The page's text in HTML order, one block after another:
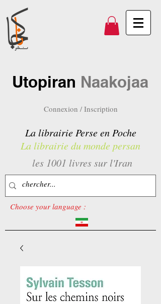
Utopiran Naakojaa
Connexion / Inscription
La librairie Perse en Poche
La librairie du monde persan
les 1001 livres sur l'Iran
Choose your language :